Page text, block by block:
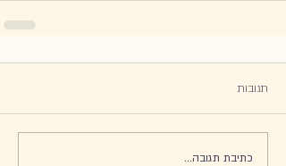
תגובות
כתיבת תגובה...